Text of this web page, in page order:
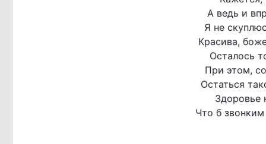
А ведь и
Я не
Красива,
Осталось
При этом,
Остаться
Здоровье
Что б